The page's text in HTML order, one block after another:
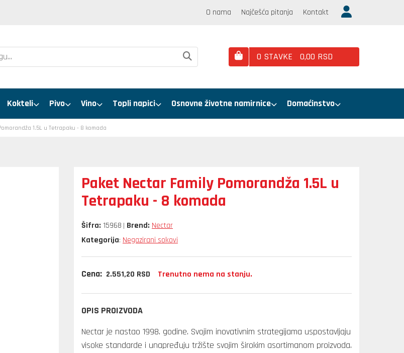
O nama Najčešća pitanja Kontakt
0 STAVKE 0,00 RSD
Kokteli Pivo Vino Topli napici Osnovne životne namirnice Domaćinstvo
1.5L u Tetrapaku - 8 komada
Paket Nectar Family Pomorandža 1.5L u
Tetrapaku - 8 komada
Šifra: 15968 Brend: Nectar
Kategorija: Negazirani sokovi
Cena: 2.551,20 RSD Trenutno nema na stanju.
OPIS PROIZVODA
Nectar je nastao 1998. godine. Svojim inovativnim strategijama uspostavljaju
visoke standarde i unapređuju tržište svojim širokim asortimanom proizvoda.